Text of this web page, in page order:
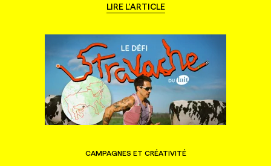
LIRE L'ARTICLE
CAMPAGNES ET CRÉATIVITÉ